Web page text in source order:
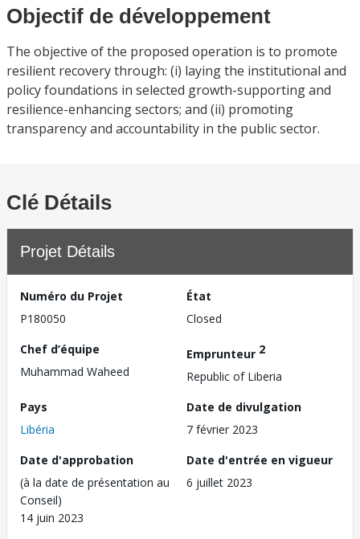
Objectif de développement
The objective of the proposed operation is to promote
resilient recovery through: (i) laying the institutional and
policy foundations in selected growth-supporting and
resilience-enhancing sectors; and (ii) promoting
transparency and accountability in the public sector.
Clé Détails
Projet Détails
Numéro du Projet
P180050
État
Closed
Chef d’équipe
Muhammad Waheed
Emprunteur 2
Republic of Liberia
Pays
Libéria
Date de divulgation
7 février 2023
Date d'approbation
(à la date de présentation au
Conseil)
14 juin 2023
Date d'entrée en vigueur
6 juillet 2023